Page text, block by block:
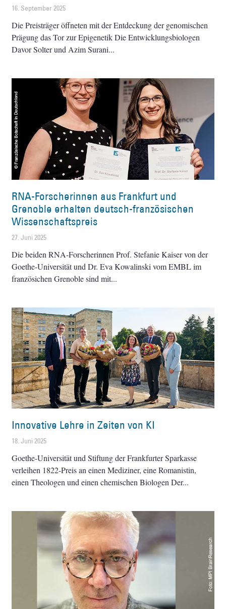
16. September 2025
Die Preisträger öffneten mit der Entdeckung der genomischen
Prägung das Tor zur Epigenetik Die Entwicklungsbiologen
Davor Solter und Azim Surani
RNA-Forscherinnen aus Frankfurt und
Grenoble erhalten deutsch-französischen
Wissenschaftspreis
27. Juni 2025
Die beiden RNA-Forscherinnen Prof. Stefanie Kaiser von der
Goethe-Universität und Dr. Eva Kowalinski vom EMBL im
französichen Grenoble sind mit
Innovative Lehre in Zeiten von KI
18. Juni 2025
Goethe-Universität und Stiftung der Frankfurter Sparkasse
verleihen 1822-Preis an einen Mediziner, eine Romanistin,
einen Theologen und einen chemischen Biologen Der